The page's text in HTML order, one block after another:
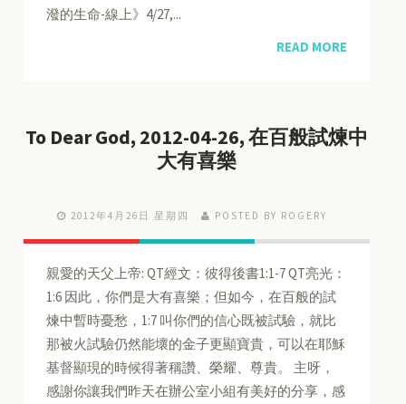
潑的生命-線上》4/27,...
READ MORE
To Dear God, 2012-04-26, 在百般試煉中
大有喜樂
2012年4月26日 星期四 POSTED BY ROGERY
親愛的天父上帝: QT經文：彼得後書1:1-7 QT亮光：
1:6 因此，你們是大有喜樂；但如今，在百般的試
煉中暫時憂愁，1:7 叫你們的信心既被試驗，就比
那被火試驗仍然能壞的金子更顯寶貴，可以在耶穌
基督顯現的時候得著稱讚、榮耀、尊貴。 主呀，
感謝你讓我們昨天在辦公室小組有美好的分享，感